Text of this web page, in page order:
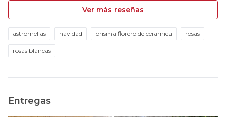
Ver más reseñas
astromelias navidad prisma florero de ceramica rosas
rosas blancas
Entregas